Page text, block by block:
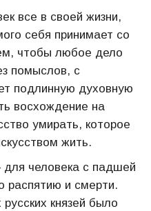
все в своей жизни,
себя принимает со
чтобы любое дело
помыслов, с
подлинную духовную
восхождение на
умирать, которое
жить.
человека с падшей
распятию и смерти.
князей было